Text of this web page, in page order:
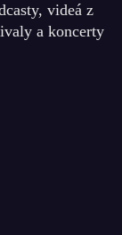
videá z
a koncerty